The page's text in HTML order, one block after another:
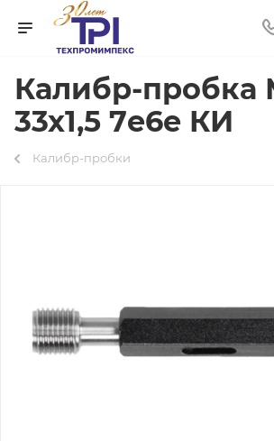
Калибр-пробка
33х1,5 7e6e КИ
Калибр-пробки